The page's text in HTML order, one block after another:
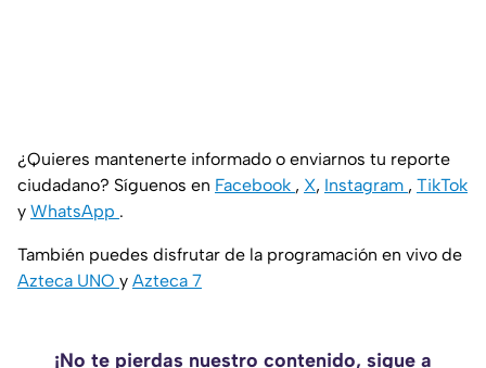
¿Quieres mantenerte informado o enviarnos tu reporte
ciudadano? Síguenos en Facebook , X, Instagram , TikTok
y WhatsApp .
También puedes disfrutar de la programación en vivo de
Azteca UNO y Azteca 7
¡No te pierdas nuestro contenido, sigue a